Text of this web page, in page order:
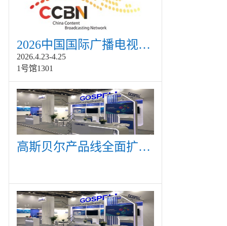
2026中国国际广播电视信息网络展览会展
2026.4.23-4.25
1号馆1301
高斯贝尔产品线全面扩展，众多新产品亮相CommunicAsia 2019